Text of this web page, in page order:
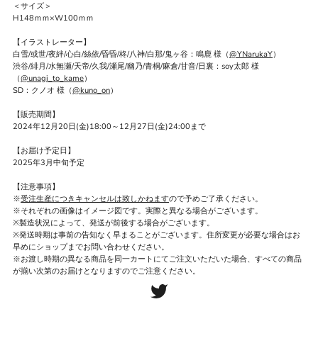
＜サイズ＞
H148ｍｍ×W100ｍｍ
【イラストレーター】
白雪/或世/夜絆/心白/絲依/昏昏/柊/八神/白那/鬼ヶ谷：鳴鹿 様（@YNarukaY）
渋谷/緋月/水無瀬/天帝/久我/瀬尾/幽乃/青桐/麻倉/甘音/日裏：soy太郎 様
（@unagi_to_kame）
SD：クノオ 様（@kuno_on）
【販売期間】
2024年12月20日(金)18:00～12月27日(金)24:00まで
【お届け予定日】
2025年3月中旬予定
【注意事項】
※受注生産につきキャンセルは致しかねますので予めご了承ください。
※それぞれの画像はイメージ図です。実際と異なる場合がございます。
※製造状況によって、発送が前後する場合がございます。
※発送時期は事前の告知なく早まることがございます。住所変更が必要な場合はお
早めにショップまでお問い合わせください。
※お渡し時期の異なる商品を同一カートにてご注文いただいた場合、すべての商品
が揃い次第のお届けとなりますのでご注意ください。